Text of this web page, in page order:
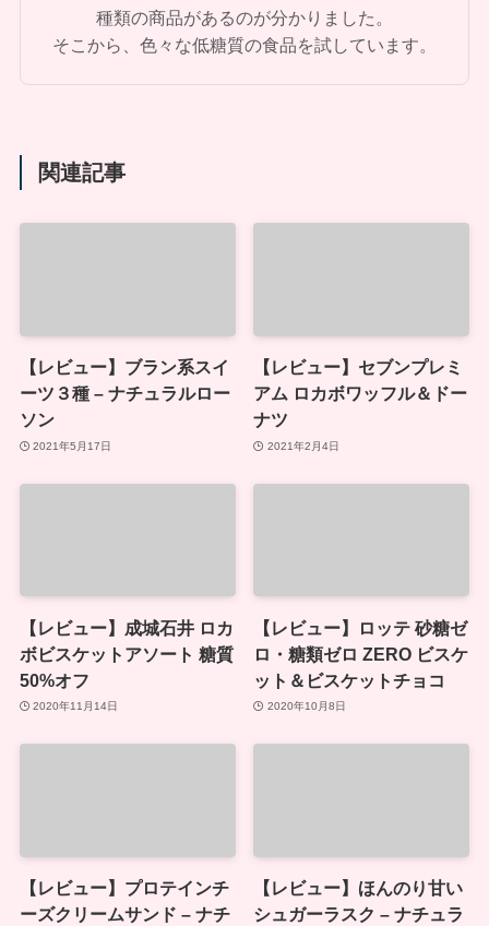
種類の商品があるのが分かりました。
そこから、色々な低糖質の食品を試しています。
関連記事
【レビュー】ブラン系スイ
ーツ３種 – ナチュラルロー
ソン
2021年5月17日
【レビュー】セブンプレミ
アム ロカボワッフル＆ドー
ナツ
2021年2月4日
【レビュー】成城石井 ロカ
ボビスケットアソート 糖質
50%オフ
2020年11月14日
【レビュー】ロッテ 砂糖ゼ
ロ・糖類ゼロ ZERO ビスケ
ット＆ビスケットチョコ
2020年10月8日
【レビュー】プロテインチ
ーズクリームサンド – ナチ
【レビュー】ほんのり甘い
シュガーラスク – ナチュラ